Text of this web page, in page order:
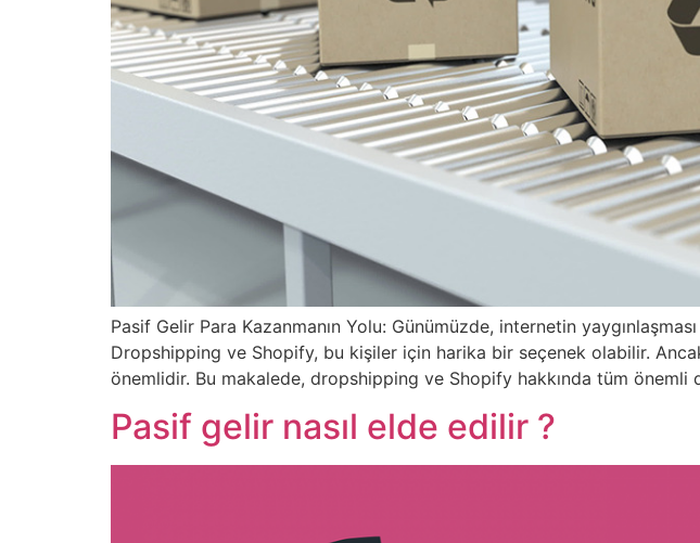
Pasif Gelir Para Kazanmanın Yolu: Günümüzde, internetin
Dropshipping ve Shopify, bu kişiler için harika bir seçenek olabilir.
önemlidir. Bu makalede, dropshipping ve Shopify hakkında tüm önemli
Pasif gelir nasıl elde edilir ?